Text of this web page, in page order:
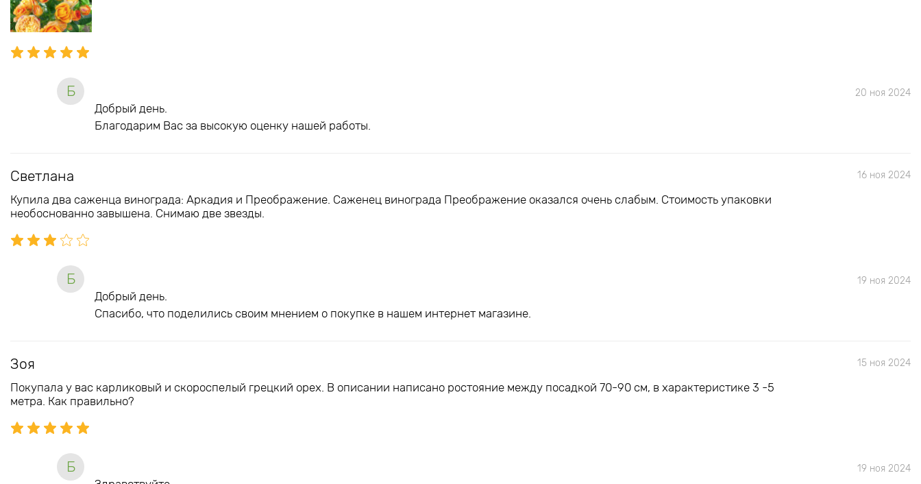
Б 20 ноя 2024
Добрый день.
Благодарим Вас за высокую оценку нашей работы.
Светлана 16 ноя 2024
Купила два саженца винограда: Аркадия и Преображение. Саженец винограда Преображение оказался очень слабым. Стоимость упаковки
необоснованно завышена. Снимаю две звезды.
Б 19 ноя 2024
Добрый день.
Спасибо, что поделились своим мнением о покупке в нашем интернет магазине.
Зоя 15 ноя 2024
Покупала у вас карликовый и скороспелый грецкий орех. В описании написано ростояние между посадкой 70-90 см, в характеристике 3 -5
метра. Как правильно?
Б 19 ноя 2024